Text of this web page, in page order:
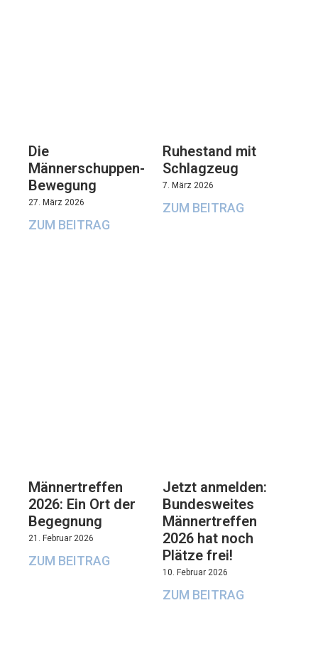
Die
Männerschuppen-
Bewegung
27. März 2026
ZUM BEITRAG
Ruhestand mit
Schlagzeug
7. März 2026
ZUM BEITRAG
Männertreffen
2026: Ein Ort der
Begegnung
21. Februar 2026
ZUM BEITRAG
Jetzt anmelden:
Bundesweites
Männertreffen
2026 hat noch
Plätze frei!
10. Februar 2026
ZUM BEITRAG